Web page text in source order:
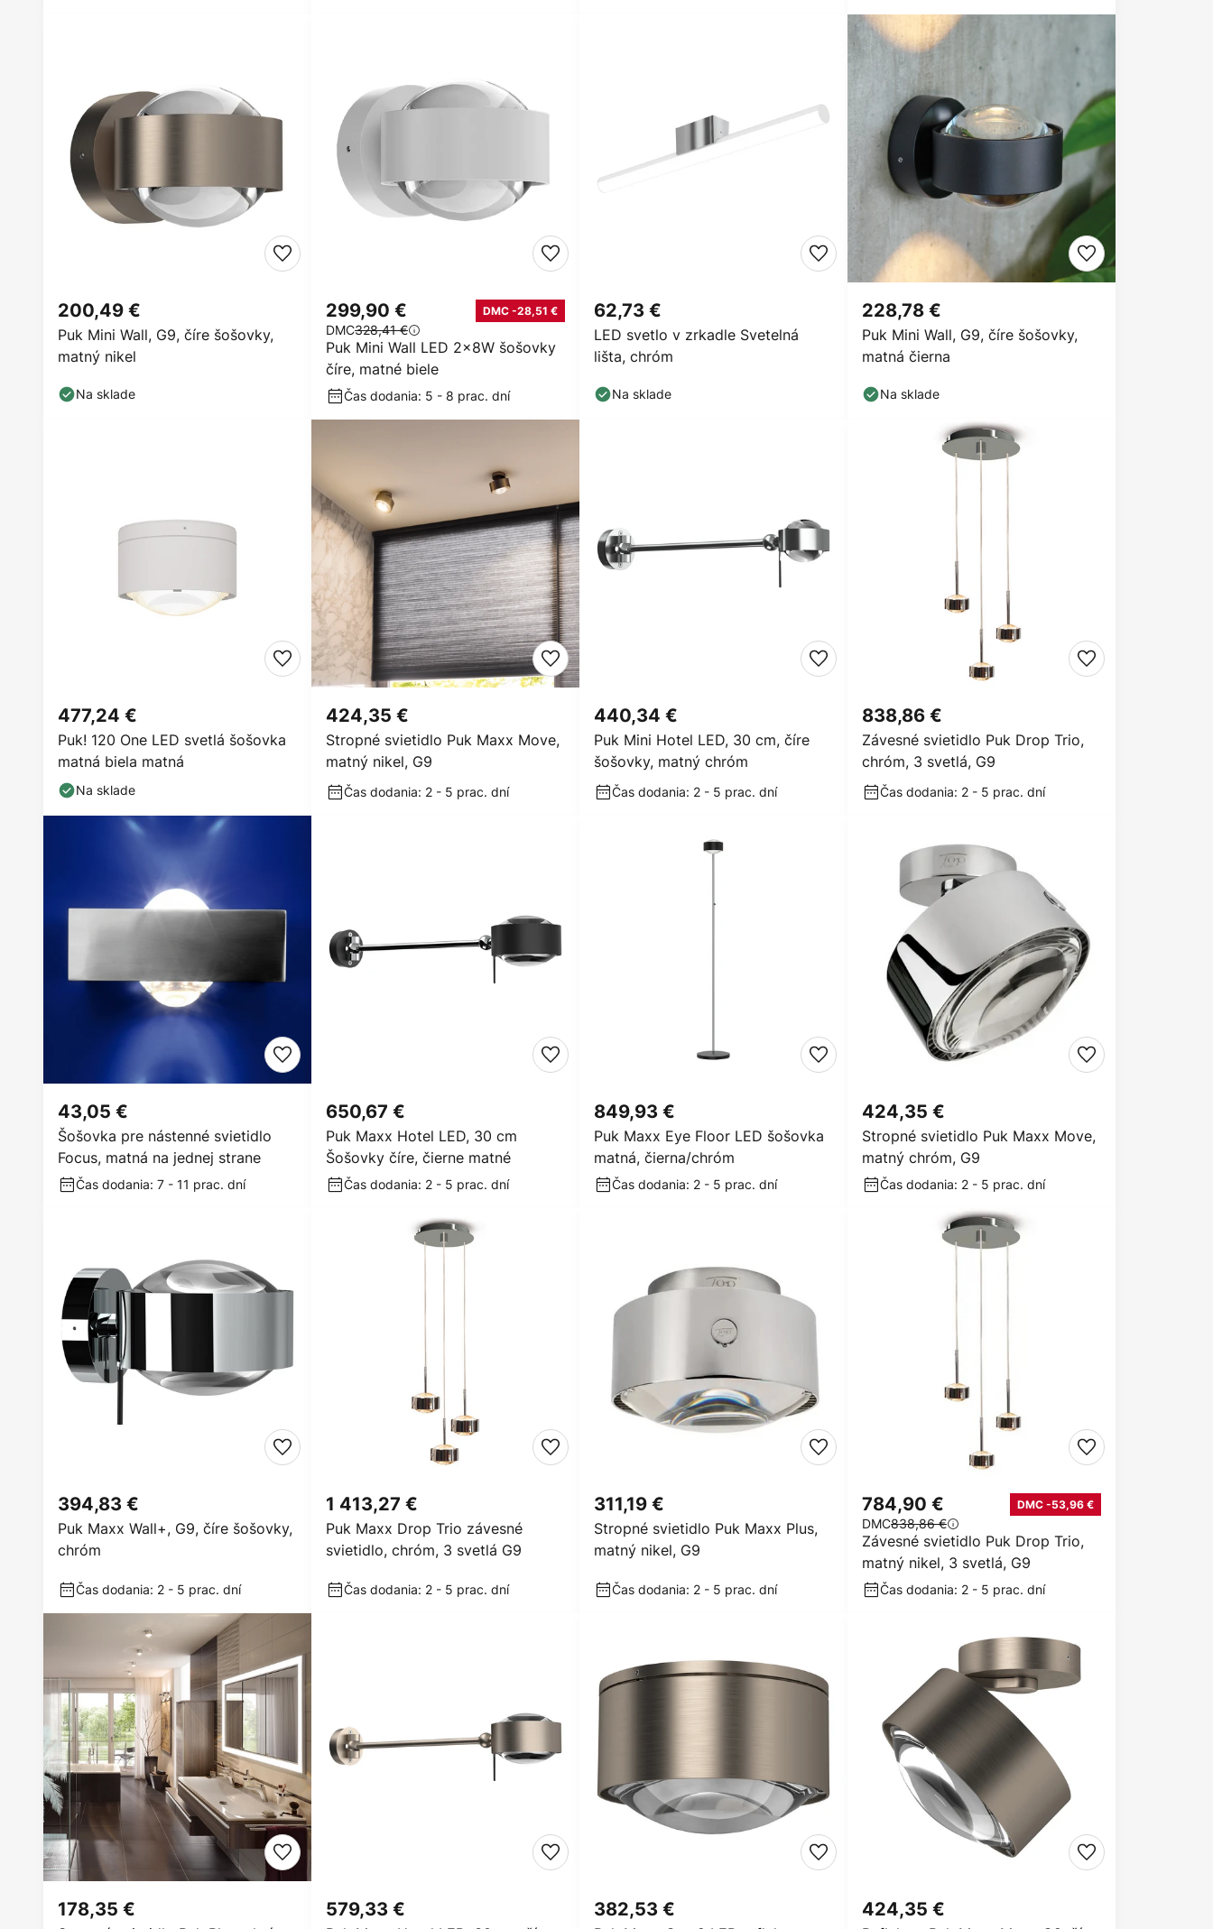
Puk Mini Wall, G9, číre šošovky,
matný nikel
200,49 €
Na sklade
Puk Mini Wall LED 2x8W šošovky
číre, matné biele
299,90 € DMC -28,51 €
DMC328,41 €
Čas dodania: 5 - 8 prac. dní
LED svetlo v zrkadle Svetelná
lišta, chróm
62,73 €
Na sklade
Puk Mini Wall, G9, číre šošovky,
matná čierna
228,78 €
Na sklade
Puk! 120 One LED svetlá šošovka
matná biela matná
477,24 €
Na sklade
Stropné svietidlo Puk Maxx Move,
matný nikel, G9
424,35 €
Čas dodania: 2 - 5 prac. dní
Puk Mini Hotel LED, 30 cm, číre
šošovky, matný chróm
440,34 €
Čas dodania: 2 - 5 prac. dní
Závesné svietidlo Puk Drop Trio,
chróm, 3 svetlá, G9
838,86 €
Čas dodania: 2 - 5 prac. dní
Šošovka pre nástenné svietidlo
Focus, matná na jednej strane
43,05 €
Čas dodania: 7 - 11 prac. dní
Puk Maxx Hotel LED, 30 cm
Šošovky číre, čierne matné
650,67 €
Čas dodania: 2 - 5 prac. dní
Puk Maxx Eye Floor LED šošovka
matná, čierna/chróm
849,93 €
Čas dodania: 2 - 5 prac. dní
Stropné svietidlo Puk Maxx Move,
matný chróm, G9
424,35 €
Čas dodania: 2 - 5 prac. dní
Puk Maxx Wall+, G9, číre šošovky,
chróm
394,83 €
Čas dodania: 2 - 5 prac. dní
Puk Maxx Drop Trio závesné
svietidlo, chróm, 3 svetlá G9
1 413,27 €
Čas dodania: 2 - 5 prac. dní
Stropné svietidlo Puk Maxx Plus,
matný nikel, G9
311,19 €
Čas dodania: 2 - 5 prac. dní
Závesné svietidlo Puk Drop Trio,
matný nikel, 3 svetlá, G9
784,90 € DMC -53,96 €
DMC838,86 €
Čas dodania: 2 - 5 prac. dní
178,35 € 579,33 € 382,53 € 424,35 €